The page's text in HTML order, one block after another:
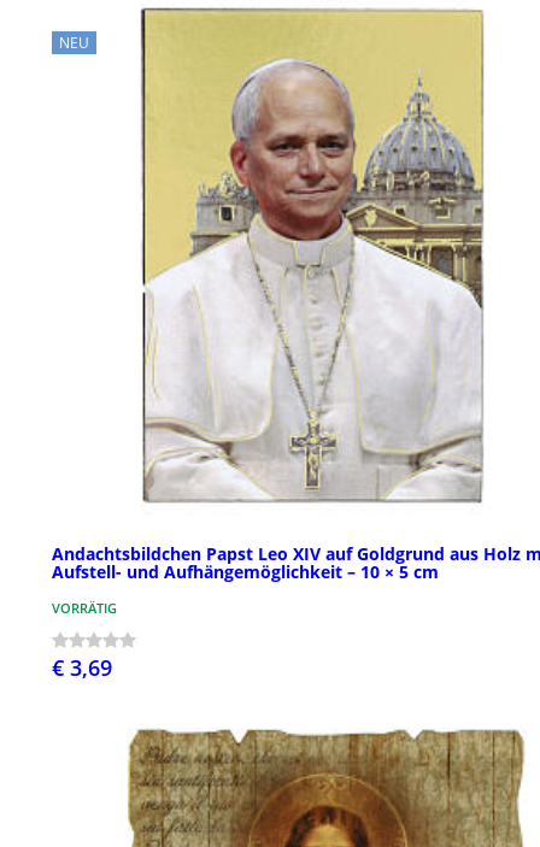
NEU
Andachtsbildchen Papst Leo XIV auf Goldgrund aus Holz
Aufstell- und Aufhängemöglichkeit – 10 × 5 cm
VORRÄTIG
€ 3,69